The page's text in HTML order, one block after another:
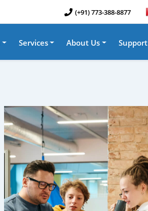
(+91) 773-388-8877
Services About Us Support